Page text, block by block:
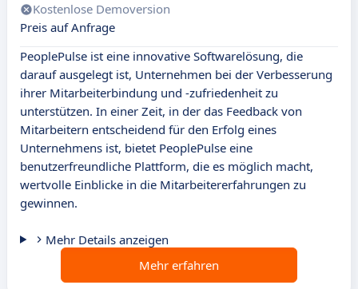
Kostenlose Demoversion
Preis auf Anfrage
PeoplePulse ist eine innovative Softwarelösung, die
darauf ausgelegt ist, Unternehmen bei der Verbesserung
ihrer Mitarbeiterbindung und -zufriedenheit zu
unterstützen. In einer Zeit, in der das Feedback von
Mitarbeitern entscheidend für den Erfolg eines
Unternehmens ist, bietet PeoplePulse eine
benutzerfreundliche Plattform, die es möglich macht,
wertvolle Einblicke in die Mitarbeitererfahrungen zu
gewinnen.
Mehr Details anzeigen
Mehr erfahren